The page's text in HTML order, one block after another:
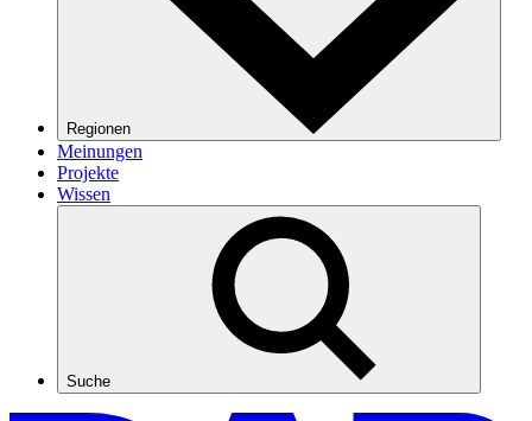
Regionen
Meinungen
Projekte
Wissen
Suche